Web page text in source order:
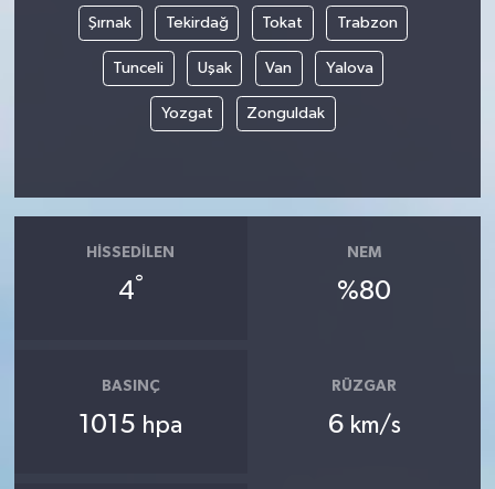
Şırnak Tekirdağ Tokat Trabzon
Tunceli Uşak Van Yalova
Yozgat Zonguldak
HISSEDILEN
4°
NEM
%80
BASINÇ
1015 hpa
RÜZGAR
6 km/s